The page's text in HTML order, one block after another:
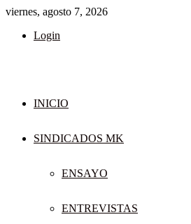
viernes, agosto 7, 2026
Login
INICIO
SINDICADOS MK
ENSAYO
ENTREVISTAS